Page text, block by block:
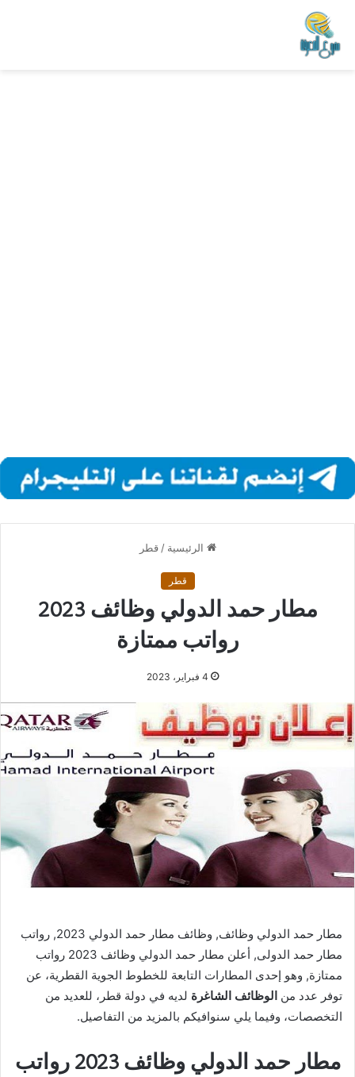
الرئيسية / قطر
قطر
مطار حمد الدولي وظائف 2023
رواتب ممتازة
4 فبراير، 2023
مطار حمد الدولي وظائف, وظائف مطار حمد الدولي 2023, رواتب
مطار حمد الدولى, أعلن مطار حمد الدولي وظائف 2023 رواتب
ممتازة, وهو إحدى المطارات التابعة للخطوط الجوية القطرية، عن
توفر عدد من الوظائف الشاغرة لديه في دولة قطر، للعديد من
التخصصات، وفيما يلي سنوافيكم بالمزيد من التفاصيل.
مطار حمد الدولي وظائف 2023 رواتب